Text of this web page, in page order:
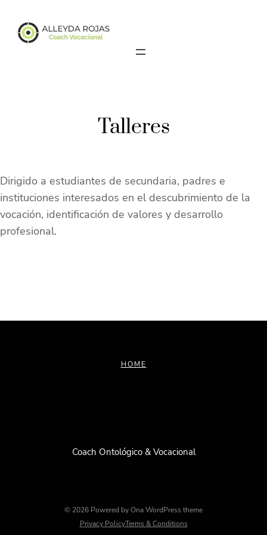
content
Talleres
Dirigido a estudiantes de secundaria, padres e
instituciones interesados en el descubrimiento de la
vocación, identificación de valores y desarrollo
profesional.
HOME
Coach Ontológico & Vocacional
© 2026 Powered byOna WordPress theme
Privacy PolicyTerms & Conditions